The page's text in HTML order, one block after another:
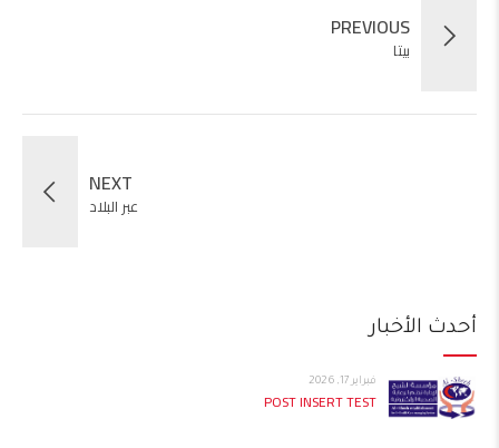
PREVIOUS
بيتا
NEXT
عبر البلاد
أحدث الأخبار
فبراير 17, 2026
POST INSERT TEST